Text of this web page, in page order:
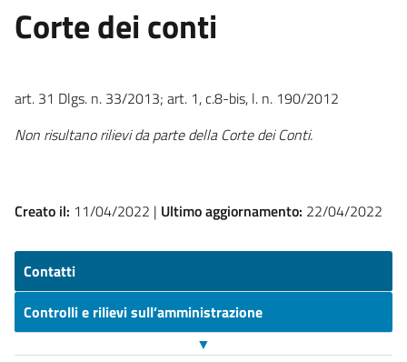
Link
Contatti
Corte dei conti
art. 31 Dlgs. n. 33/2013; art. 1, c.8-bis, l. n. 190/2012
Non risultano rilievi da parte della Corte dei Conti.
Creato il: 11/04/2022 | Ultimo aggiornamento: 22/04/2022
Contatti
Controlli e rilievi sull’amministrazione
▼